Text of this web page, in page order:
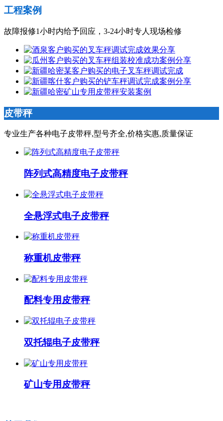
工程案例
故障报修1小时内给予回应，3-24小时专人现场检修
皮带秤
专业生产各种电子皮带秤,型号齐全,价格实惠,质量保证
阵列式高精度电子皮带秤
全悬浮式电子皮带秤
称重机皮带秤
配料专用皮带秤
双托辊电子皮带秤
矿山专用皮带秤